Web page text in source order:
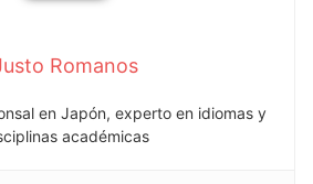
Romanos
en Japón, experto en idiomas y
académicas